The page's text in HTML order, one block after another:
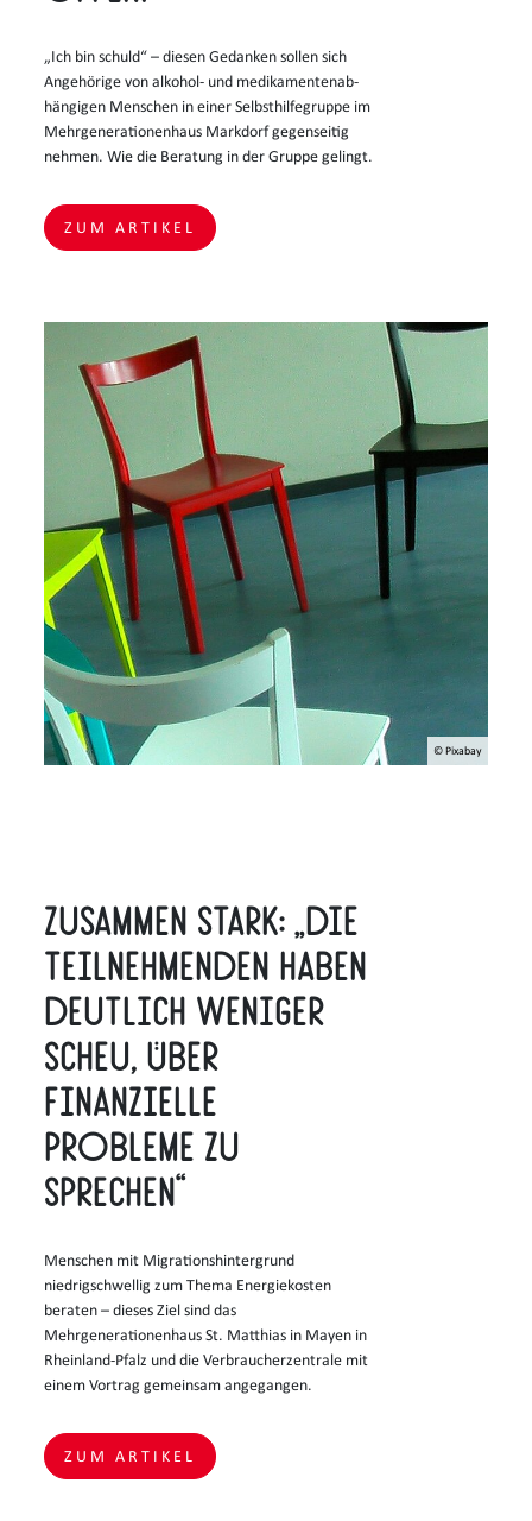
„Ich bin schuld“ – diesen Gedanken sollen sich
Angehörige von alkohol- und medikamentenab-
hängigen Menschen in einer Selbsthilfegruppe im
Mehrgenerationenhaus Markdorf gegenseitig
nehmen. Wie die Beratung in der Gruppe gelingt.
ZUM ARTIKEL
© Pixabay
Zusammen stark: „Die
Teilnehmenden haben
deutlich weniger
Scheu, über
finanzielle
Probleme zu
sprechen“
Menschen mit Migrationshintergrund
niedrigschwellig zum Thema Energiekosten
beraten – dieses Ziel sind das
Mehrgenerationenhaus St. Matthias in Mayen in
Rheinland-Pfalz und die Verbraucherzentrale mit
einem Vortrag gemeinsam angegangen.
ZUM ARTIKEL